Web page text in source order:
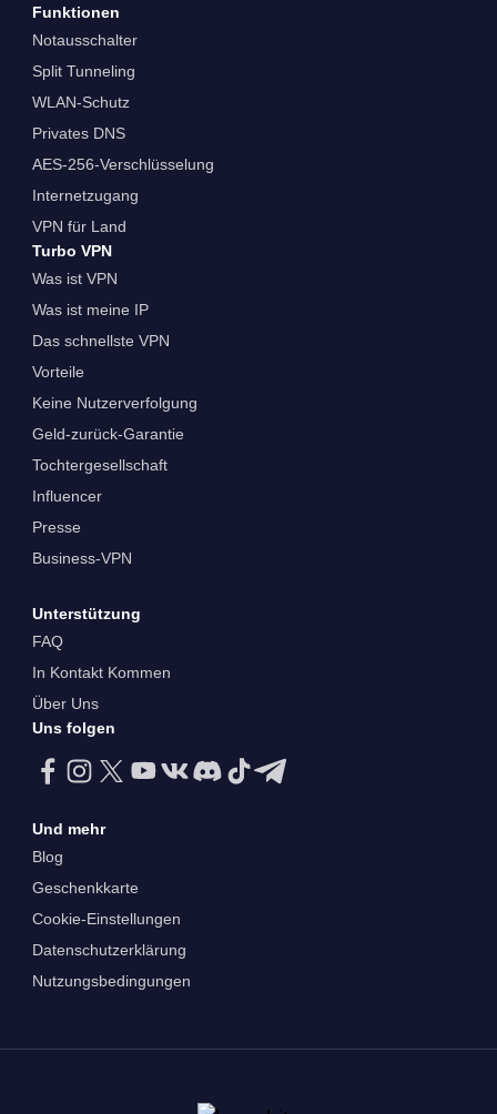
Funktionen
Notausschalter
Split Tunneling
WLAN-Schutz
Privates DNS
AES-256-Verschlüsselung
Internetzugang
VPN für Land
Turbo VPN
Was ist VPN
Was ist meine IP
Das schnellste VPN
Vorteile
Keine Nutzerverfolgung
Geld-zurück-Garantie
Tochtergesellschaft
Influencer
Presse
Business-VPN
Unterstützung
FAQ
In Kontakt Kommen
Über Uns
Uns folgen
Und mehr
Blog
Geschenkkarte
Cookie-Einstellungen
Datenschutzerklärung
Nutzungsbedingungen